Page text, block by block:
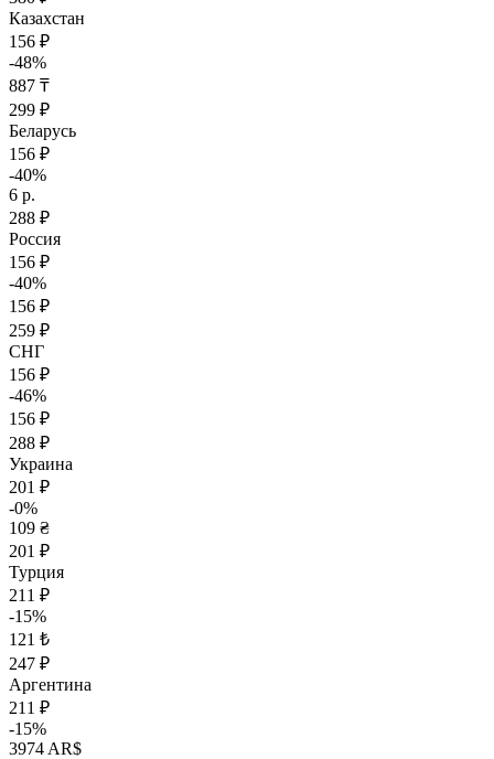
Казахстан
156 ₽
-48%
887 ₸
299 ₽
Беларусь
156 ₽
-40%
6 р.
288 ₽
Россия
156 ₽
-40%
156 ₽
259 ₽
СНГ
156 ₽
-46%
156 ₽
288 ₽
Украина
201 ₽
-0%
109 ₴
201 ₽
Турция
211 ₽
-15%
121 ₺
247 ₽
Аргентина
211 ₽
-15%
3974 AR$